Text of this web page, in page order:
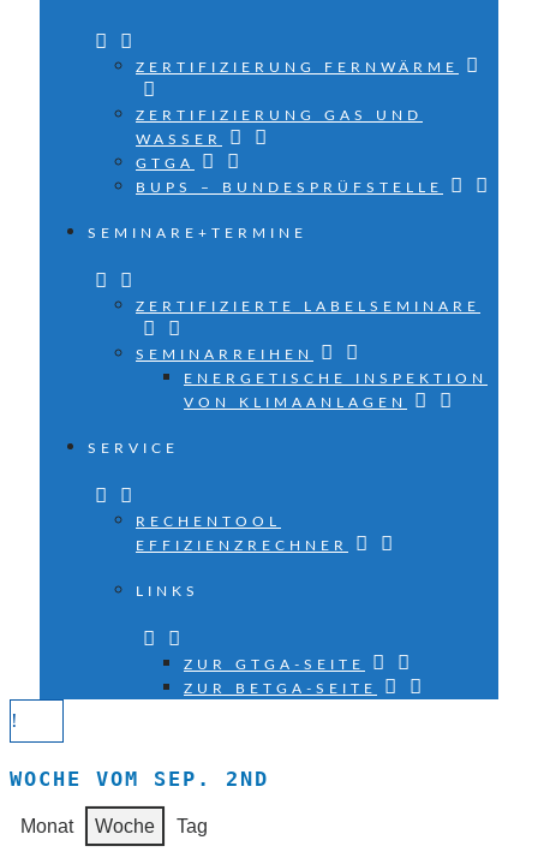
ZERTIFIZIERUNG FERNWÄRME
ZERTIFIZIERUNG GAS UND
WASSER
GTGA
BUPS – BUNDESPRÜFSTELLE
SEMINARE+TERMINE
ZERTIFIZIERTE LABELSEMINARE
SEMINARREIHEN
ENERGETISCHE INSPEKTION
VON KLIMAANLAGEN
SERVICE
RECHENTOOL
EFFIZIENZRECHNER
LINKS
ZUR GTGA-SEITE
ZUR BETGA-SEITE
WOCHE VOM SEP. 2ND
Monat Woche Tag